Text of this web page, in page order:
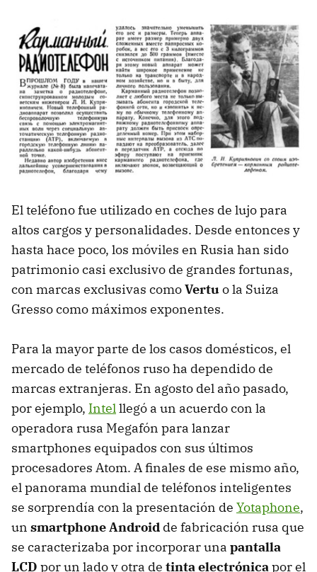
El teléfono fue utilizado en coches de lujo para
altos cargos y personalidades. Desde entonces y
hasta hace poco, los móviles en Rusia han sido
patrimonio casi exclusivo de grandes fortunas,
con marcas exclusivas comoVertuo la Suiza
Gresso como máximos exponentes.
Para la mayor parte de los casos domésticos, el
mercado de teléfonos ruso ha dependido de
marcas extranjeras. En agosto del año pasado,
por ejemplo, Intelllegó a un acuerdo con la
operadora rusa Megafón para lanzar
smartphones equipados con sus últimos
procesadores Atom. A finales de ese mismo año,
el panorama mundial de teléfonos inteligentes
se sorprendía con la presentación de Yotaphone,
un smartphone Android de fabricación rusa que
se caracterizaba por incorporar una pantalla
LCD por un lado y otra de tinta electrónicapor el